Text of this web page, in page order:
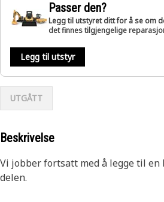
Passer den?
Legg til utstyret ditt for å se om
det finnes tilgjengelige
Legg til utstyr
UTGÅTT
Beskrivelse
Vi jobber fortsatt med å legge til en
delen.